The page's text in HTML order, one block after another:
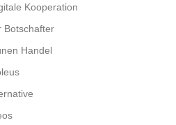
Kooperation
Botschafter
Handel